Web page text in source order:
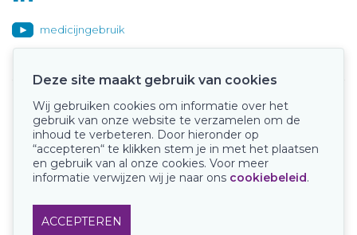
medicijngebruik
Onze keurmerken
Deze site maakt gebruik van cookies
Wij gebruiken cookies om informatie over het
gebruik van onze website te verzamelen om de
inhoud te verbeteren. Door hieronder op
“accepteren“ te klikken stem je in met het plaatsen
en gebruik van al onze cookies. Voor meer
informatie verwijzen wij je naar ons cookiebeleid.
ACCEPTEREN